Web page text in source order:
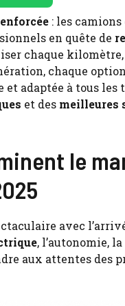
: les
en quête de
chaque
chaque
adaptée à tous les
et des meilleures
le
avec
, l’autonomie, la
aux attentes des